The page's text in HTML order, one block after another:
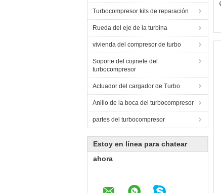
Turbocompresor kits de reparación
Rueda del eje de la turbina
vivienda del compresor de turbo
Soporte del cojinete del
turbocompresor
Actuador del cargador de Turbo
Anillo de la boca del turbocompresor
partes del turbocompresor
Estoy en línea para chatear
ahora